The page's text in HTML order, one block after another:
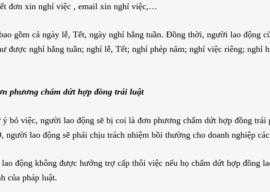
đơn xin nghỉ việc , email xin nghỉ việc,…
gồm cả ngày lễ, Tết, ngày nghỉ hằng tuần. Đồng thời, người lao động
được nghỉ hằng tuần; nghỉ lễ, Tết; nghỉ phép năm; nghỉ việc riêng; nghỉ
phương chấm dứt hợp đồng trái luật
bỏ việc, người lao động sẽ bị coi là đơn phương chấm dứt hợp đồng trái
lao động sẽ phải chịu trách nhiệm bồi thường cho doanh nghiệp
động không được hưởng trợ cấp thôi việc nếu họ chấm dứt hợp đồng
của pháp luật.